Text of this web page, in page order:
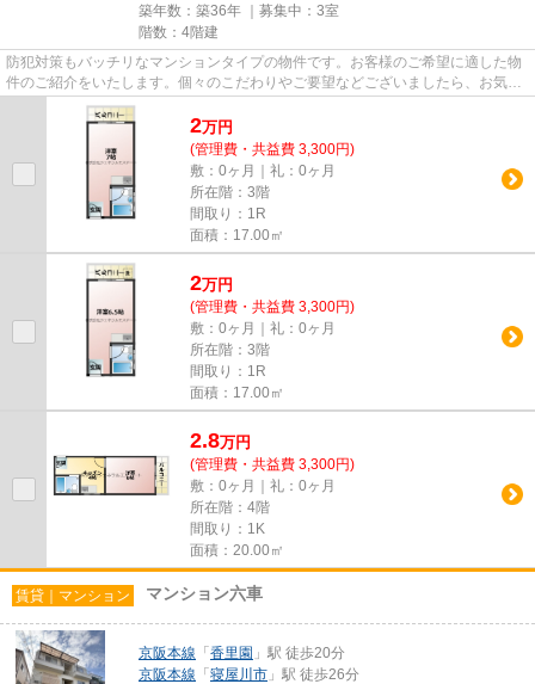
築年数：築36年 ｜募集中： 3室
階数：4階建
防犯対策もバッチリなマンションタイプの物件です。お客様のご希望に適した物
件のご紹介をいたします。個々のこだわりやご要望などございましたら、お気軽
に当社へご連絡下さい。お待...
2万円
(管理費・共益費 3,300円)
敷：0ヶ月｜礼：0ヶ月
所在階：3階
間取り：1R
面積：17.00㎡
2万円
(管理費・共益費 3,300円)
敷：0ヶ月｜礼：0ヶ月
所在階：3階
間取り：1R
面積：17.00㎡
2.8万円
(管理費・共益費 3,300円)
敷：0ヶ月｜礼：0ヶ月
所在階：4階
間取り：1K
面積：20.00㎡
賃貸｜マンション マンション六車
京阪本線 「 香里園 」駅 徒歩20分
京阪本線 「 寝屋川市 」駅 徒歩26分